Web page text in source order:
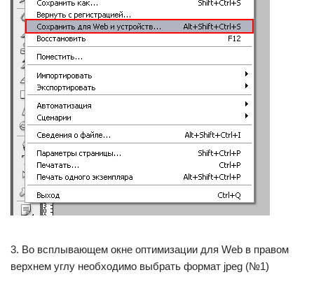
3. Во всплывающем окне оптимизации для Web в правом
верхнем углу необходимо выбрать формат jpеg (№1)